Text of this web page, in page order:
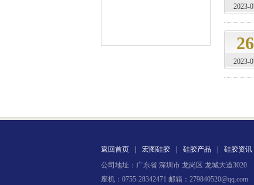
水泥地暖模块模具硅胶
2023-
26
2023-
返回首页 宏图硅胶 硅胶产品 硅胶资讯
公司地址：广东省 深圳市 龙岗区 龙城大道3020
座机：0755-28342471 邮箱：279840520@qq.com